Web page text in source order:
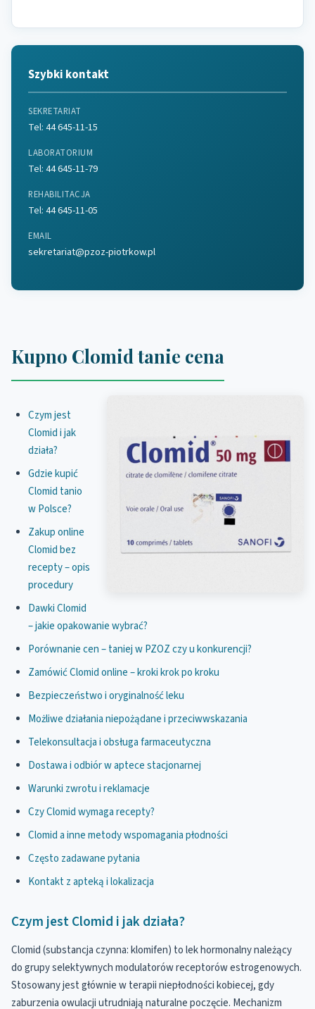
Kupno Clomid tanie cena
Czym jest
Clomid i jak
działa?
Gdzie kupić
Clomid tanio
w Polsce?
Zakup online
Clomid bez
recepty – opis
procedury
Dawki Clomid
– jakie opakowanie wybrać?
Porównanie cen – taniej w PZOZ czy u konkurencji?
Zamówić Clomid online – kroki krok po kroku
Bezpieczeństwo i oryginalność leku
Możliwe działania niepożądane i przeciwwskazania
Telekonsultacja i obsługa farmaceutyczna
Dostawa i odbiór w aptece stacjonarnej
Warunki zwrotu i reklamacje
Czy Clomid wymaga recepty?
Clomid a inne metody wspomagania płodności
Często zadawane pytania
Kontakt z apteką i lokalizacja
Czym jest Clomid i jak działa?
Clomid (substancja czynna: klomifen) to lek hormonalny należący
do grupy selektywnych modulatorów receptorów estrogenowych.
Stosowany jest głównie w terapii niepłodności kobiecej, gdy
zaburzenia owulacji utrudniają naturalne poczęcie. Mechanizm
Szybki kontakt
SEKRETARIAT
Tel:44 645-11-15
LABORATORIUM
Tel:44 645-11-79
REHABILITACJA
Tel:44 645-11-05
EMAIL
sekretariat@pzoz-piotrkow.pl